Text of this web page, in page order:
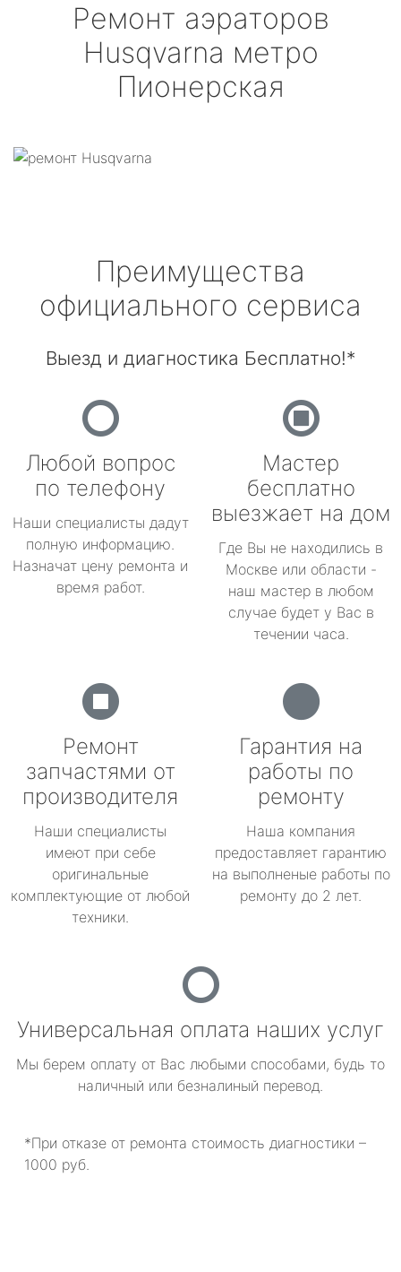
Ремонт аэраторов
Husqvarna метро
Пионерская
Преимущества
официального сервиса
Выезд и диагностика Бесплатно!*
Любой вопрос
по телефону
Наши специалисты дадут
полную информацию.
Назначат цену ремонта и
время работ.
Мастер
бесплатно
выезжает на дом
Где Вы не находились в
Москве или области -
наш мастер в любом
случае будет у Вас в
течении часа.
Ремонт
запчастями от
производителя
Наши специалисты
имеют при себе
оригинальные
комплектующие от любой
техники.
Гарантия на
работы по
ремонту
Наша компания
предоставляет гарантию
на выполненые работы по
ремонту до 2 лет.
Универсальная оплата наших услуг
Мы берем оплату от Вас любыми способами, будь то
наличный или безналиный перевод.
*При отказе от ремонта стоимость диагностики –
1000 руб.